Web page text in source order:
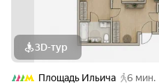
3D-тур
Площадь Ильича
6 мин.